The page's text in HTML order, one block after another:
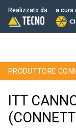
Realizzato da a cura
PRODUTTORE
ITT